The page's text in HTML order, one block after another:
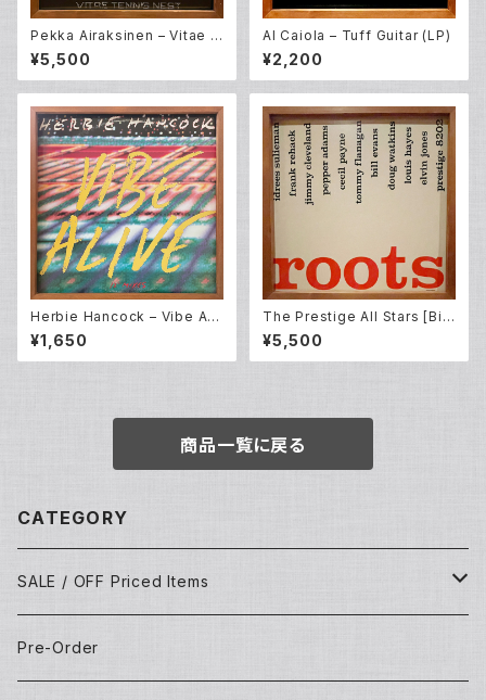
Pekka Airaksinen – Vitae T
ennis Nest (LP)
¥5,500
Al Caiola – Tuff Guitar (LP)
¥2,200
Herbie Hancock – Vibe Ali
ve (12EP)
¥1,650
The Prestige All Stars [Bill
Evans, Cecil Payne, Doug
Watkins, Elvin Jones, Fran
k Rehak, Idrees Sulieman,
an] – Roots (LP)
¥5,500
商品一覧に戻る
CATEGORY
SALE / OFF Priced Items
Dead Stocks
Pre-Order